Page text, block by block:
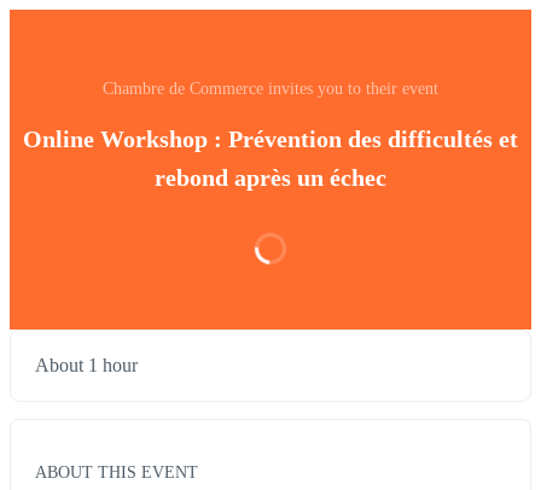
Chambre de Commerce invites you to their event
Online Workshop : Prévention des difficultés et
rebond après un échec
About 1 hour
ABOUT THIS EVENT